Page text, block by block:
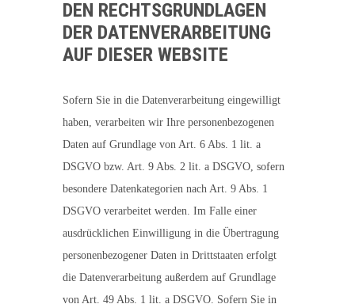
DEN RECHTSGRUNDLAGEN
DER DATENVERARBEITUNG
AUF DIESER WEBSITE
Sofern Sie in die Datenverarbeitung eingewilligt
haben, verarbeiten wir Ihre personenbezogenen
Daten auf Grundlage von Art. 6 Abs. 1 lit. a
DSGVO bzw. Art. 9 Abs. 2 lit. a DSGVO, sofern
besondere Datenkategorien nach Art. 9 Abs. 1
DSGVO verarbeitet werden. Im Falle einer
ausdrücklichen Einwilligung in die Übertragung
personenbezogener Daten in Drittstaaten erfolgt
die Datenverarbeitung außerdem auf Grundlage
von Art. 49 Abs. 1 lit. a DSGVO. Sofern Sie in